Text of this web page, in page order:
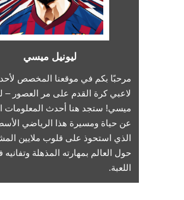
ليونيل ميسي
مرحبًا بكم في موقعنا المخصص
لاعبي كرة القدم على مر العصور –
ميسي! ستجد هنا أحدث المعلومات
عن حياة ومسيرة هذا الرياضي
الذي استحوذ على قلوب ملايين
حول العالم بمهارته المذهلة وتفانيه
اللعبة.